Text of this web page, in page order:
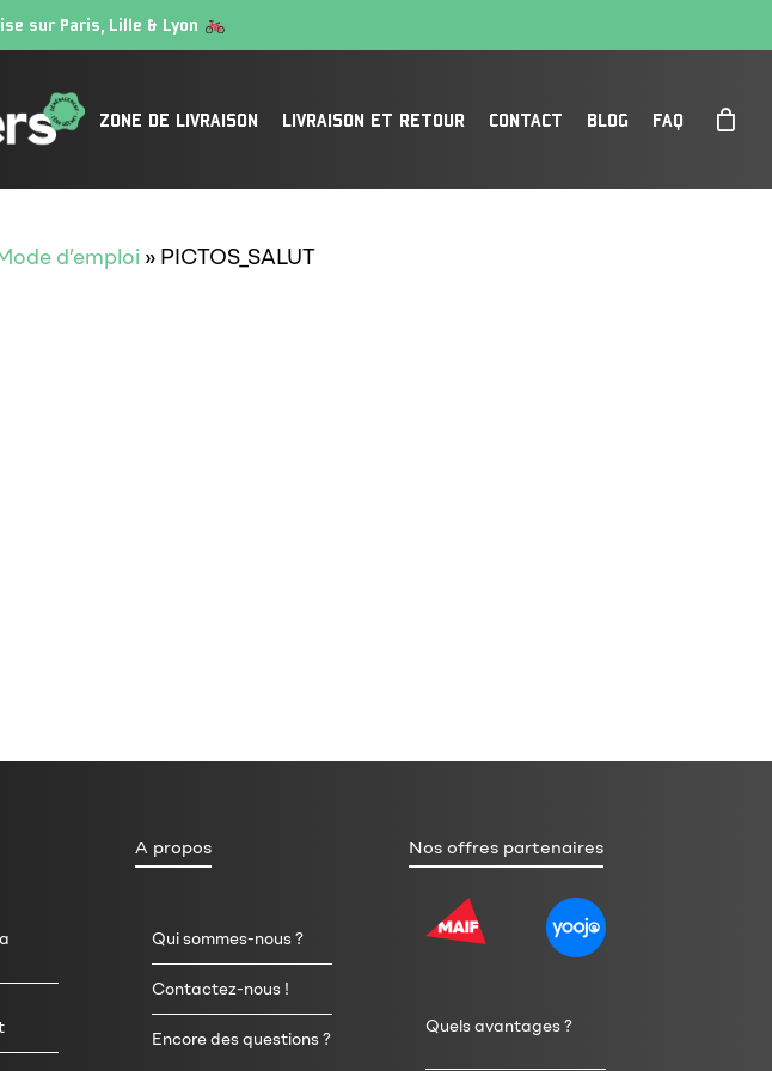
sur Paris, Lille & Lyon
ZONE DE LIVRAISON LIVRAISON ET RETOUR CONTACT BLOG FAQ
d’emploi » PICTOS_SALUT
A propos
Qui sommes-nous ?
Contactez-nous !
Encore des questions ?
Nos offres partenaires
Quels avantages ?